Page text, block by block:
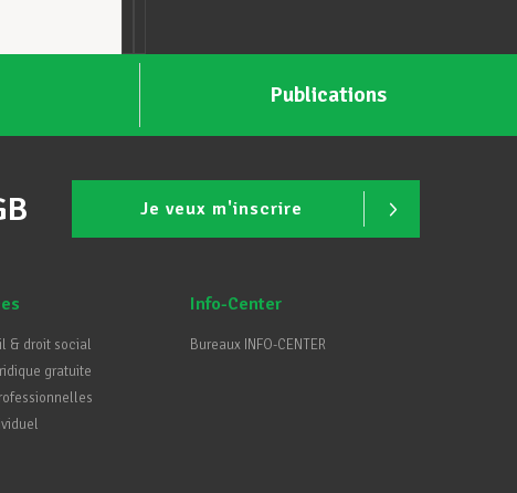
Publications
Je veux m'inscrire
& droit social
gratuite
Info-Center
Bureaux INFO-CENTER